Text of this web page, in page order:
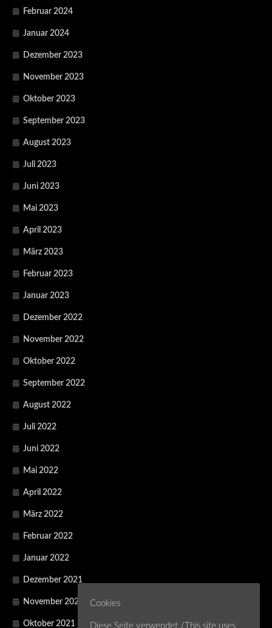
Februar 2024
Januar 2024
Dezember 2023
November 2023
Oktober 2023
September 2023
August 2023
Juli 2023
Juni 2023
Mai 2023
April 2023
März 2023
Februar 2023
Januar 2023
Dezember 2022
November 2022
Oktober 2022
September 2022
August 2022
Juli 2022
Juni 2022
Mai 2022
April 2022
März 2022
Februar 2022
Januar 2022
Dezember 2021
November 2021
Oktober 2021
Cookies
Diese Seite verwendet /This site uses